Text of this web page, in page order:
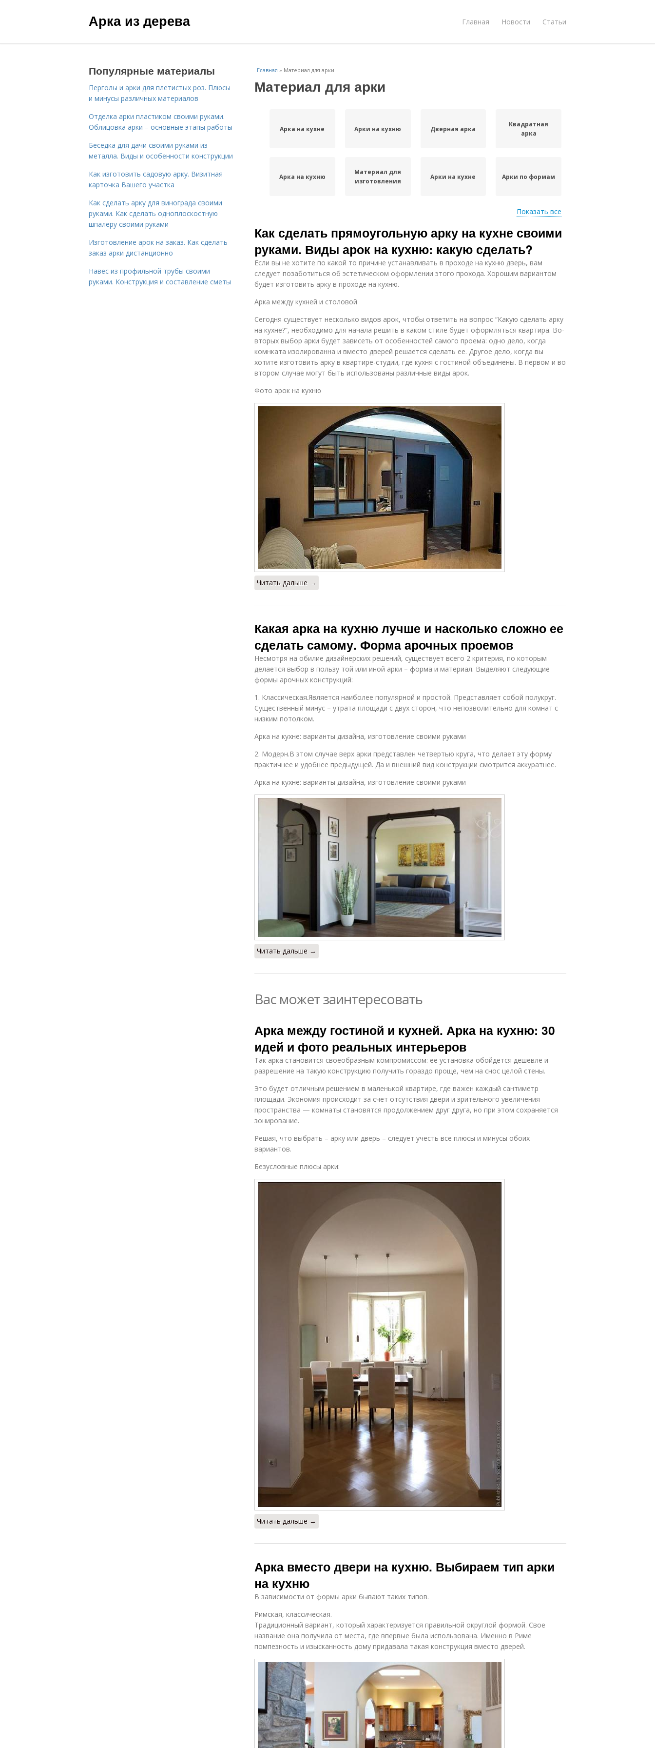
Арка из дерева Главная Новости Статьи
Главная » Материал для арки
Материал для арки
Арка на кухне Арки на кухню Дверная арка
Квадратная
арка
Арка на кухню
Материал для
изготовления
Арки на кухне Арки по формам
изготовления
арка
кухней
проём
Красивые арки
Арки между
кухней
Межкомнатная
арка
Арка из
пенопласта
Арки в квартире
Показать все
Как сделать прямоугольную арку на кухне своими
руками. Виды арок на кухню: какую сделать?
Если вы не хотите по какой то причине устанавливать в проходе на кухню дверь, вам
следует позаботиться об эстетическом оформлении этого прохода. Хорошим вариантом
будет изготовить арку в проходе на кухню.
Арка между кухней и столовой
Сегодня существует несколько видов арок, чтобы ответить на вопрос “Какую сделать арку
на кухне?”, необходимо для начала решить в каком стиле будет оформляться квартира. Во-
вторых выбор арки будет зависеть от особенностей самого проема: одно дело, когда
комнката изолированна и вместо дверей решается сделать ее. Другое дело, когда вы
хотите изготовить арку в квартире-студии, где кухня с гостиной объединены. В первом и во
втором случае могут быть использованы различные виды арок.
Фото арок на кухню
Читать дальше →
Какая арка на кухню лучше и насколько сложно ее
сделать самому. Форма арочных проемов
Несмотря на обилие дизайнерских решений, существует всего 2 критерия, по которым
делается выбор в пользу той или иной арки – форма и материал. Выделяют следующие
формы арочных конструкций:
1. Классическая.Является наиболее популярной и простой. Представляет собой полукруг.
Существенный минус – утрата площади с двух сторон, что непозволительно для комнат с
низким потолком.
Арка на кухне: варианты дизайна, изготовление своими руками
2. Модерн.В этом случае верх арки представлен четвертью круга, что делает эту форму
практичнее и удобнее предыдущей. Да и внешний вид конструкции смотрится аккуратнее.
Арка на кухне: варианты дизайна, изготовление своими руками
Читать дальше →
Вас может заинтересовать
Арка между гостиной и кухней. Арка на кухню: 30
идей и фото реальных интерьеров
Так арка становится своеобразным компромиссом: ее установка обойдется дешевле и
разрешение на такую конструкцию получить гораздо проще, чем на снос целой стены.
Это будет отличным решением в маленькой квартире, где важен каждый сантиметр
площади. Экономия происходит за счет отсутствия двери и зрительного увеличения
пространства — комнаты становятся продолжением друг друга, но при этом сохраняется
зонирование.
Решая, что выбрать – арку или дверь – следует учесть все плюсы и минусы обоих
вариантов.
Безусловные плюсы арки:
Читать дальше →
Арка вместо двери на кухню. Выбираем тип арки
на кухню
В зависимости от формы арки бывают таких типов.
Римская, классическая.
Традиционный вариант, который характеризуется правильной округлой формой. Свое
название она получила от места, где впервые была использована. Именно в Риме
помпезность и изысканность дому придавала такая конструкция вместо дверей.
Популярные материалы
Перголы и арки для плетистых роз. Плюсы
и минусы различных материалов
Отделка арки пластиком своими руками.
Облицовка арки – основные этапы работы
Беседка для дачи своими руками из
металла. Виды и особенности конструкции
Как изготовить садовую арку. Визитная
карточка Вашего участка
Как сделать арку для винограда своими
руками. Как сделать одноплоскостную
шпалеру своими руками
Изготовление арок на заказ. Как сделать
заказ арки дистанционно
Навес из профильной трубы своими
руками. Конструкция и составление сметы